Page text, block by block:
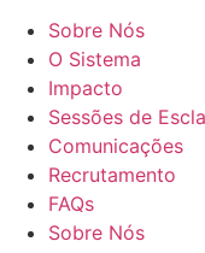
Sobre Nós
O Sistema
Impacto
Sessões de
Comunicações
Recrutamento
FAQs
Sobre Nós